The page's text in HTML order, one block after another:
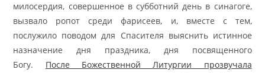
милосердия, совершенное в субботний день в синагоге,
вызвало ропот среди фарисеев, и, вместе с тем,
послужило поводом для Спасителя выяснить истинное
назначение дня праздника, дня посвященного
Богу. После Божественной Литургии прозвучала